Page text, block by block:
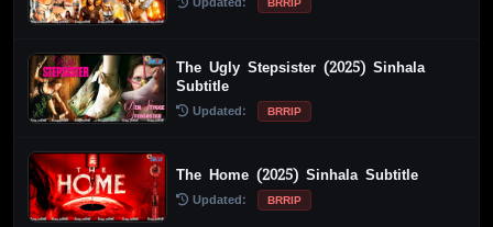
BRRIP
The Ugly Stepsister (2025) Sinhala
Subtitle
Updated: BRRIP
The Home (2025) Sinhala Subtitle
Updated: BRRIP